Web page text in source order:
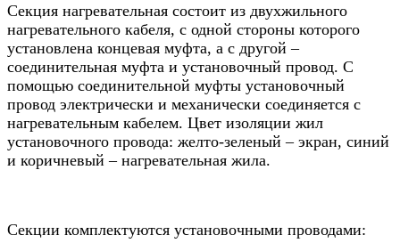
Секция нагревательная состоит из двухжильного
нагревательного кабеля, с одной стороны которого
установлена концевая муфта, а с другой –
соединительная муфта и установочный провод. С
помощью соединительной муфты установочный
провод электрически и механически соединяется с
нагревательным кабелем. Цвет изоляции жил
установочного провода: желто-зеленый – экран, синий
и коричневый – нагревательная жила.
Секции комплектуются установочными проводами: